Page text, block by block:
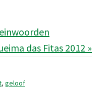
das Fitas 2012 »
, geloof